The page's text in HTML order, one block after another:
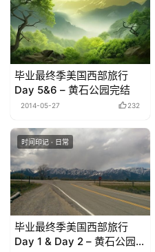
毕业最终季美国西部旅行
Day 5&6 – 黄石公园完结
2014-05-27 232
时间印记 · 日常
毕业最终季美国西部旅行
Day 1 & Day 2 – 黄石公园前